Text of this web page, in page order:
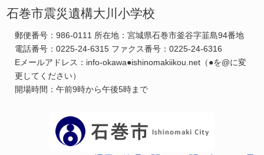
石巻市震災遺構大川小学校
郵便番号：986-0111 所在地：宮城県石巻市釜谷字韮島94番地
電話番号：0225-24-6315 ファクス番号：0225-24-6316
Eメールアドレス：info-okawa●ishinomakiikou.net（●を@に変
更してください）
開場時間：午前9時から午後5時まで